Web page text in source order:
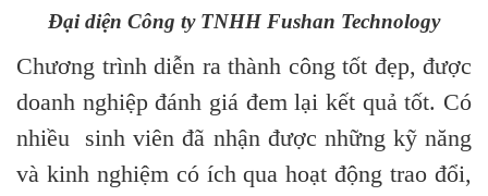
Đại diện Công ty TNHH Fushan Technology
Chương trình diễn ra thành công tốt đẹp, được
doanh nghiệp đánh giá đem lại kết quả tốt. Có
nhiều sinh viên đã nhận được những kỹ năng
và kinh nghiệm có ích qua hoạt động trao đổi,